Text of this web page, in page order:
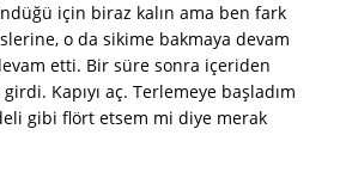
için biraz kalın ama ben fark
o da sikime bakmaya devam
etti. Bir süre sonra içeriden
Kapıyı aç. Terlemeye başladım
gibi flört etsem mi diye merak